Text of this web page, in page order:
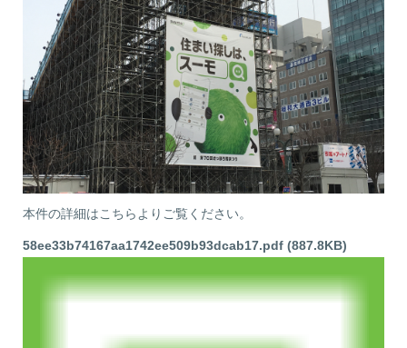
本件の詳細はこちらよりご覧ください。
58ee33b74167aa1742ee509b93dcab17.pdf (887.8KB)